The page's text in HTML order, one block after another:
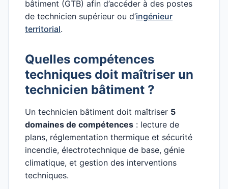
bâtiment (GTB) afin d’accéder à des postes
de technicien supérieur ou d’ingénieur
territorial.
Quelles compétences
techniques doit maîtriser un
technicien bâtiment ?
Un technicien bâtiment doit maîtriser 5
domaines de compétences : lecture de
plans, réglementation thermique et sécurité
incendie, électrotechnique de base, génie
climatique, et gestion des interventions
techniques.